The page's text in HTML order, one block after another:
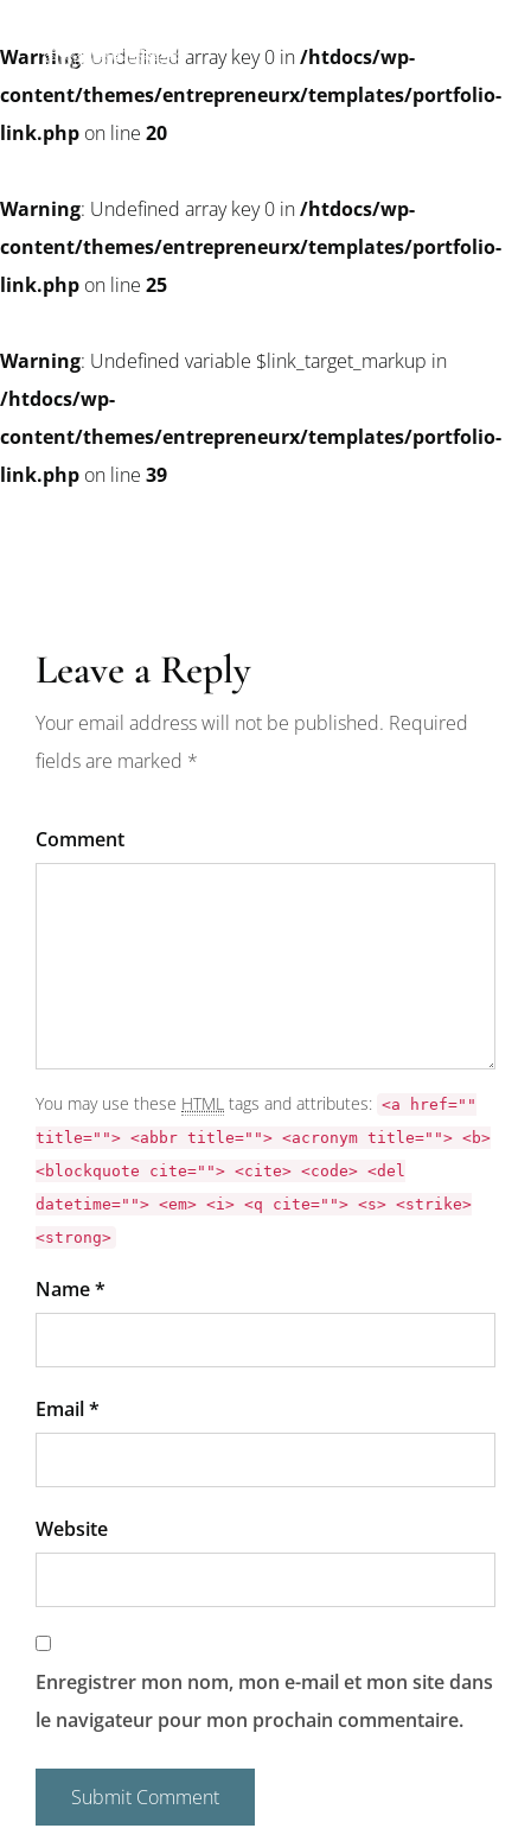
Warning: Undefined array key 0 in/htdocs/wp-
content/themes/entrepreneurx/templates/portfolio-
link.php on line 20
Warning: Undefined array key 0 in/htdocs/wp-
content/themes/entrepreneurx/templates/portfolio-
link.php on line 25
Warning: Undefined variable $link_target_markup in
/htdocs/wp-
content/themes/entrepreneurx/templates/portfolio-
link.php on line 39
Leave a Reply
Your email address will not be published. Required
fields are marked *
Comment
You may use these HTML tags and attributes: <a href=""
title=""> <abbr title=""> <acronym title=""> <b>
<blockquote cite=""> <cite> <code> <del
datetime=""> <em> <i> <q cite=""> <s> <strike>
<strong>
Name *
Email *
Website
Enregistrer mon nom, mon e-mail et mon site dans
le navigateur pour mon prochain commentaire.